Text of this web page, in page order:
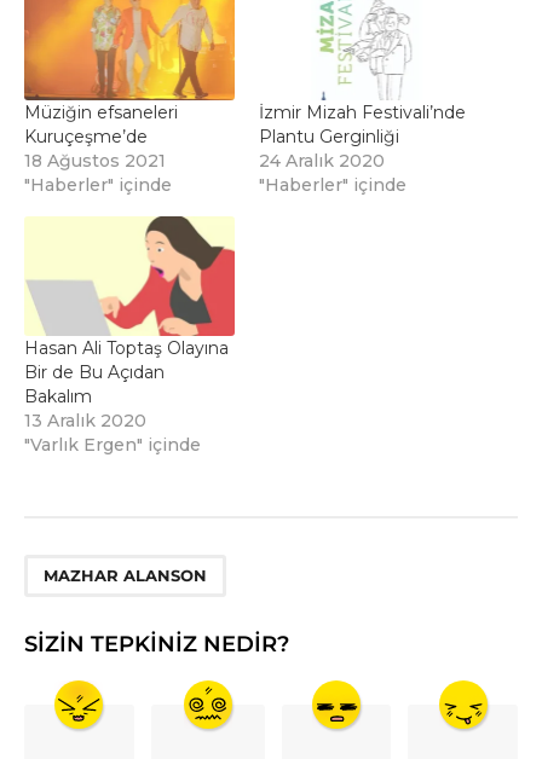
Müziğin efsaneleri
Kuruçeşme’de
18 Ağustos 2021
"Haberler" içinde
İzmir Mizah Festivali’nde
Plantu Gerginliği
24 Aralık 2020
"Haberler" içinde
Hasan Ali Toptaş Olayına
Bir de Bu Açıdan
Bakalım
13 Aralık 2020
"Varlık Ergen" içinde
MAZHAR ALANSON
SIZIN TEPKINIZ NEDIR?